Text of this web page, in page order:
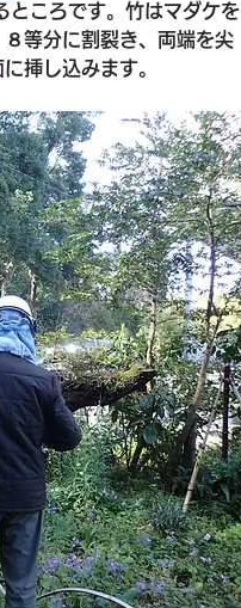
ところです。竹はマダケを
等分に割裂き、両端を尖
挿し込みます。